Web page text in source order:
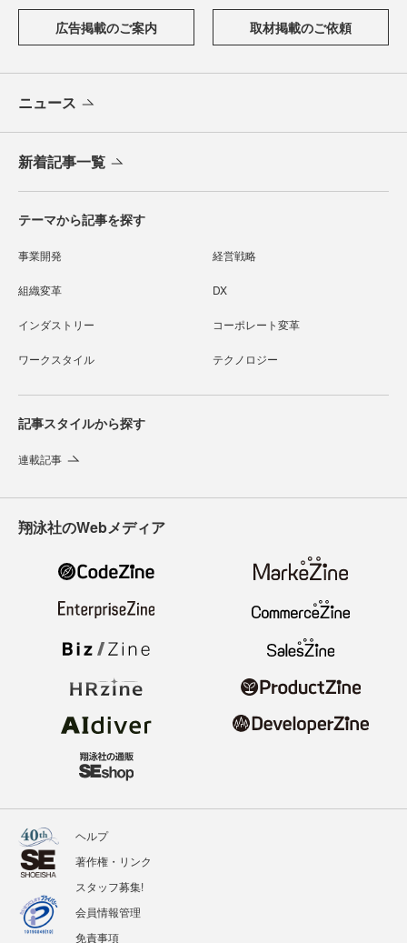
広告掲載のご案内 取材掲載のご依頼
ニュース
新着記事一覧
テーマから記事を探す
事業開発 経営戦略
組織変革 DX
インダストリー コーポレート変革
ワークスタイル テクノロジー
記事スタイルから探す
連載記事
翔泳社のWebメディア
ヘルプ
著作権・リンク
スタッフ募集!
会員情報管理
免責事項